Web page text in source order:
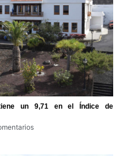
un 9,71 en el Índice de